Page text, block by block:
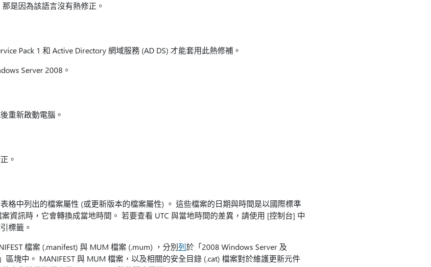
是因為該語言沒有熱修正。
Pack 1 和 Active Directory 網域服務 (AD DS) 才能套用此熱修補。
Server 2008。
重新啟動電腦。
。
格中列出的檔案屬性 (或更新版本的檔案屬性) 。 這些檔案的日期與時間是以國際標準
資訊時，它會轉換成當地時間。 若要查看 UTC 與當地時間的差異，請使用 [控制台] 中
標籤。
檔案 (.manifest) 與 MUM 檔案 (.mum) ，分別列於「2008 Windows Server 及
區塊中。 MANIFEST 與 MUM 檔案，以及相關的安全目錄 (.cat) 檔案對於維護更新元件